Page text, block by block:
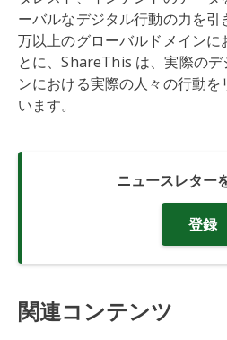
ーバルなデジタル行動の力を
万以上のグローバルドメインに
とに、ShareThis は、実際の
ンにおける実際の人々の行動
います。
ニュースレター
登録
関連コンテンツ